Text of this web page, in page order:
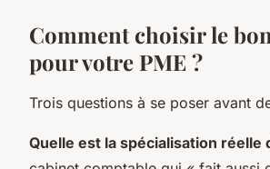
Comment choisir le
pour votre PME ?
Trois questions à se poser avant
Quelle est la spécialisation réelle